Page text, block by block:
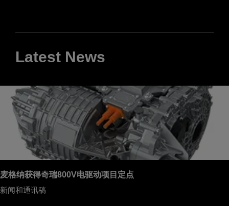
Latest News
麦格纳获得奇瑞800V电驱动项目定点
新闻和通讯稿